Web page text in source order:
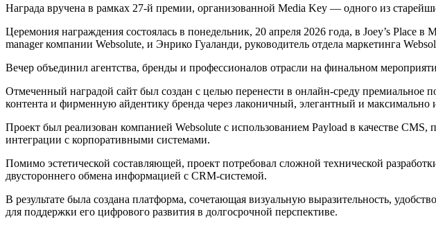
Награда вручена в рамках 27-й премии, организованной Media Key — одного из
Церемония награждения состоялась в понедельник, 20 апреля 2026 года, в Joey’s
manager компании Websolute, и Энрико Гуаланди, руководитель отдела маркетинга
Вечер объединил агентства, бренды и профессионалов отрасли на финальном
Отмеченный наградой сайт был создан с целью перенести в онлайн-среду премиальное
контента и фирменную айдентику бренда через лаконичный, элегантный и
Проект был реализован компанией Websolute с использованием Payload в качестве
интеграции с корпоративными системами.
Помимо эстетической составляющей, проект потребовал сложной технической
двустороннего обмена информацией с CRM-системой.
В результате была создана платформа, сочетающая визуальную выразительность,
для поддержки его цифрового развития в долгосрочной перспективе.